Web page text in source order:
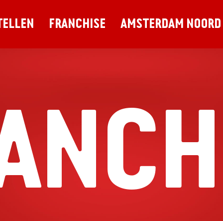
FRANCHISE AMSTERDAM NOORD